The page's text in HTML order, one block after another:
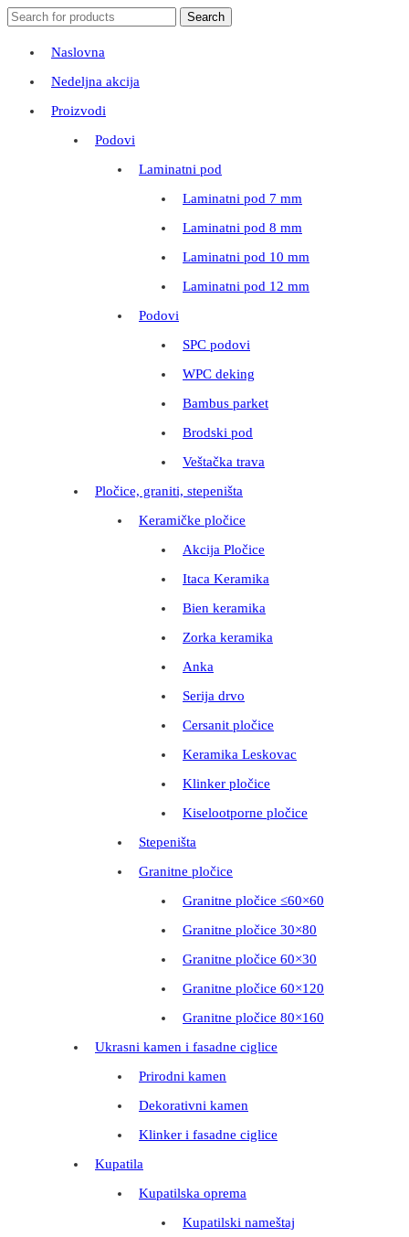
Search
for:
Search
Naslovna
Nedeljna akcija
Proizvodi
Podovi
Laminatni pod
Laminatni pod 7 mm
Laminatni pod 8 mm
Laminatni pod 10 mm
Laminatni pod 12 mm
Podovi
SPC podovi
WPC deking
Bambus parket
Brodski pod
Veštačka trava
Pločice, graniti, stepeništa
Keramičke pločice
Akcija Pločice
Itaca Keramika
Bien keramika
Zorka keramika
Anka
Serija drvo
Cersanit pločice
Keramika Leskovac
Klinker pločice
Kiselootporne pločice
Stepeništa
Granitne pločice
Granitne pločice ≤60×60
Granitne pločice 30×80
Granitne pločice 60×30
Granitne pločice 60×120
Granitne pločice 80×160
Ukrasni kamen i fasadne ciglice
Prirodni kamen
Dekorativni kamen
Klinker i fasadne ciglice
Kupatila
Kupatilska oprema
Kupatilski nameštaj